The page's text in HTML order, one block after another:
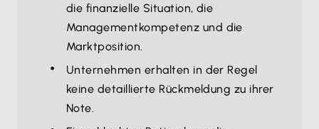
die finanzielle Situation, die
Managementkompetenz und die
Marktposition.
Unternehmen erhalten in der Regel
keine detaillierte Rückmeldung zu ihrer
Note.